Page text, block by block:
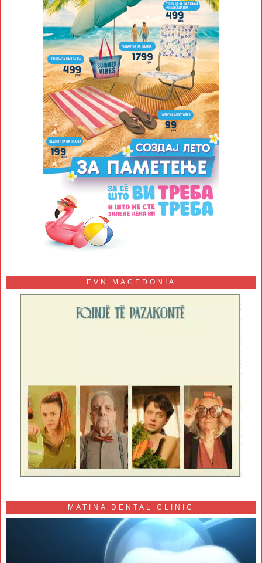
EVN MACEDONIA
MATINA DENTAL CLINIC